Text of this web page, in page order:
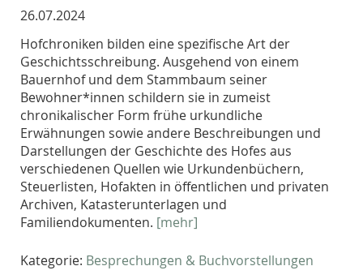
26.07.2024
Hofchroniken bilden eine spezifische Art der
Geschichtsschreibung. Ausgehend von einem
Bauernhof und dem Stammbaum seiner
Bewohner*innen schildern sie in zumeist
chronikalischer Form frühe urkundliche
Erwähnungen sowie andere Beschreibungen und
Darstellungen der Geschichte des Hofes aus
verschiedenen Quellen wie Urkundenbüchern,
Steuerlisten, Hofakten in öffentlichen und privaten
Archiven, Katasterunterlagen und
Familiendokumenten. [mehr]
Kategorie: Besprechungen & Buchvorstellungen